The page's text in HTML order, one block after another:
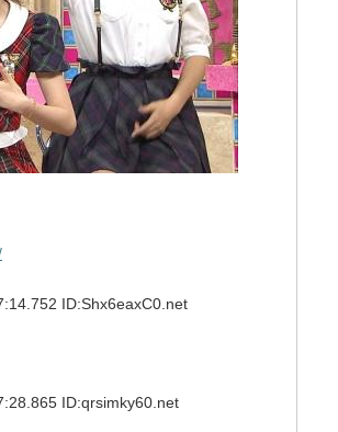
ID:Shx6eaxC0.net
ID:qrsimky60.net